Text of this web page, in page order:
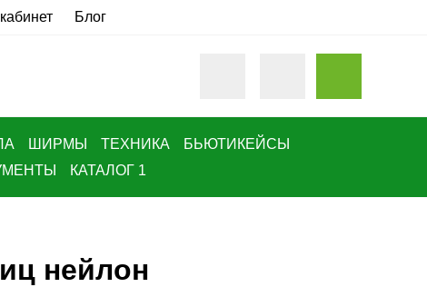
Блог
ШИРМЫ ТЕХНИКА
БЬЮТИКЕЙСЫ
КАТАЛОГ 1
нейлон